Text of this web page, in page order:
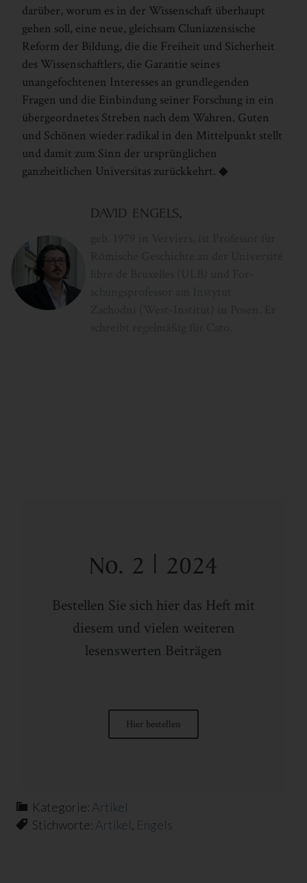
darüber, worum es in der Wissenschaft überhaupt
gehen soll, eine neue, gleichsam Cluniazensische
Reform der Bildung, die die Freiheit und Sicherheit
des Wissenschaftlers, die Garantie seines
unangefochtenen Interesses an grundlegenden
Fragen und die Einbindung seiner Forschung in ein
übergeordnetes Streben nach dem Wahren. Guten
und Schönen wieder radikal in den Mittelpunkt stellt
und damit zum Sinn der ursprünglichen
ganzheitlichen Universitas zurückkehrt. ◆
DAVID ENGELS,
No. 2 | 2024
Bestellen Sie sich hier das Heft mit
diesem und vielen weiteren
lesenswerten Beiträgen
Hier bestellen
Kategorie: Artikel
Stichworte: Artikel, Engels